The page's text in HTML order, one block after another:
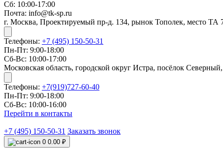
Сб: 10:00-17:00
Почта: info@tk-sp.ru
г. Москва, Проектируемый пр-д. 134, рынок Тополек, место ТА
Телефоны: +7 (495) 150-50-31
Пн-Пт: 9:00-18:00
Сб-Вс: 10:00-17:00
Московская область, городской округ Истра, посёлок
Телефоны: +7(919)727-60-40
Пн-Пт: 9:00-18:00
Сб-Вс: 10:00-16:00
Перейти в контакты
+7 (495) 150-50-31 Заказать звонок
0 0.00 ₽